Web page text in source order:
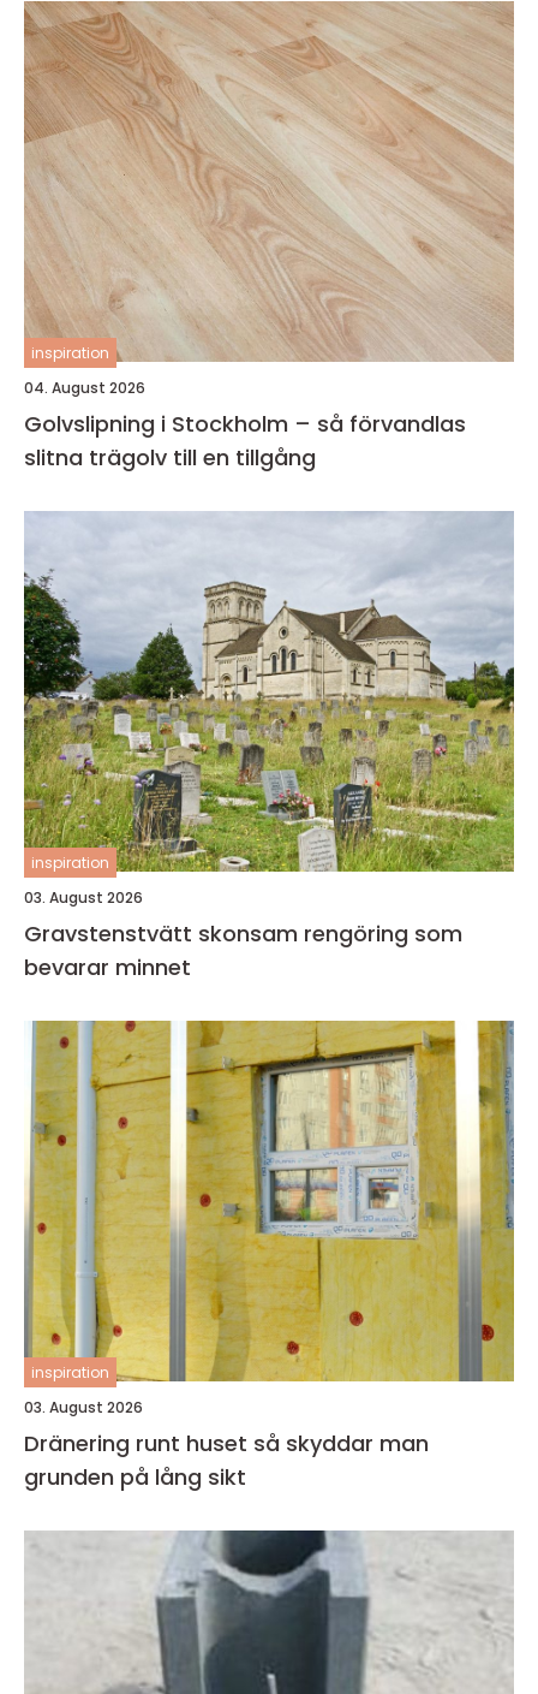
inspiration
04. August 2026
Golvslipning i Stockholm – så förvandlas
slitna trägolv till en tillgång
inspiration
03. August 2026
Gravstenstvätt skonsam rengöring som
bevarar minnet
inspiration
03. August 2026
Dränering runt huset så skyddar man
grunden på lång sikt